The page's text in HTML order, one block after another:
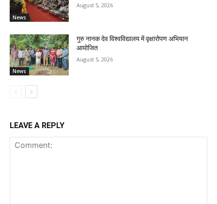
News
August 5, 2026
News
गुरु नानक देव विश्वविद्यालय में वृक्षारोपण अभियान
आयोजित
August 5, 2026
LEAVE A REPLY